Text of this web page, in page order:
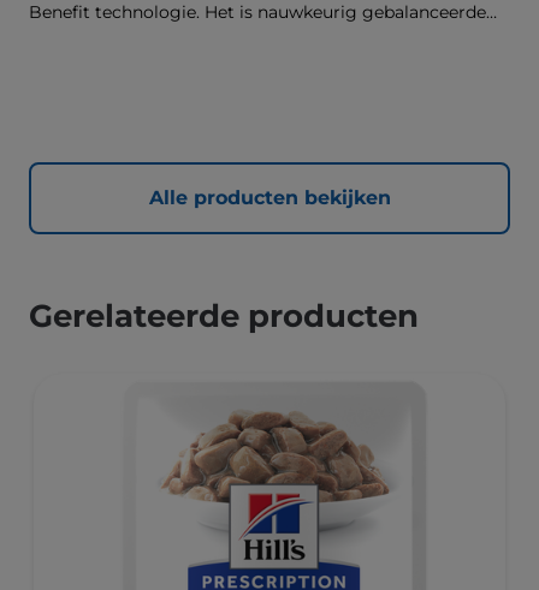
Benefit technologie. Het is nauwkeurig gebalanceerde
Alle producten bekijken
Gerelateerde producten